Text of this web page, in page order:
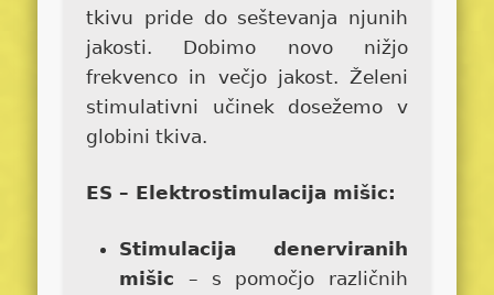
tkivu pride do seštevanja njunih
jakosti. Dobimo novo nižjo
frekvenco in večjo jakost. Želeni
stimulativni učinek dosežemo v
globini tkiva.
ES – Elektrostimulacija mišic:
Stimulacija denerviranih
mišic – s pomočjo različnih